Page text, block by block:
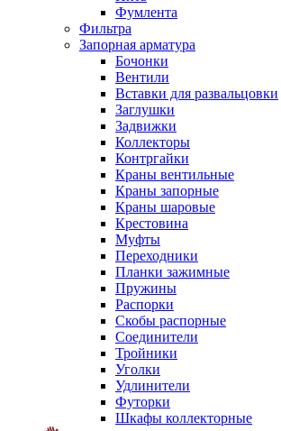
Фумлента
Фильтра
Запорная арматура
Бочонки
Вентили
Вставки для развальцовки
Заглушки
Задвижки
Коллекторы
Контргайки
Краны вентильные
Краны запорные
Краны шаровые
Крестовина
Муфты
Переходники
Планки зажимные
Пружины
Распорки
Скобы распорные
Соединители
Тройники
Уголки
Удлинители
Футорки
Шкафы коллекторные